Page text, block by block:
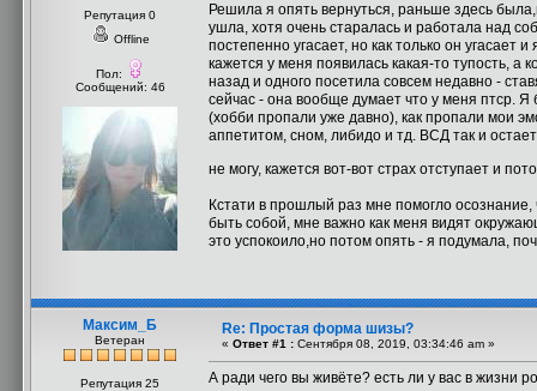
Репутация 0
Offline
Пол:
Сообщений: 46
Решила я опять вернуться, раньше здесь
ушла, хотя очень старалась и работала над
постепенно угасает, но как только он угасает
кажется у меня появилась какая-то тупость, а
назад и одного посетила совсем недавно -
сейчас - она вообще думает что у меня птср.
(хобби пропали уже давно), как пропали мои
аппетитом, сном, либидо и тд. ВСД так и
не могу, кажется вот-вот страх отступает и
Кстати в прошлый раз мне помогло
быть собой, мне важно как меня видят
это успокоило,но потом опять - я подумала,
Максим_Б
Ветеран
Репутация 25
Re: Простая форма шизы?
« Ответ #1 : Сентября 08, 2019, 03:34:46 am »
А ради чего вы живёте? есть ли у вас в жизни